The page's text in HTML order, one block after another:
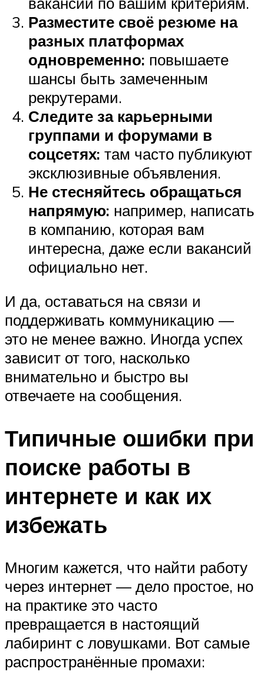
Разместите своё резюме на
разных платформах
одновременно: повышаете
шансы быть замеченным
рекрутерами.
Следите за карьерными
группами и форумами в
соцсетях: там часто публикуют
эксклюзивные объявления.
Не стесняйтесь обращаться
напрямую: например, написать
в компанию, которая вам
интересна, даже если вакансий
официально нет.
И да, оставаться на связи и
поддерживать коммуникацию —
это не менее важно. Иногда успех
зависит от того, насколько
внимательно и быстро вы
отвечаете на сообщения.
Типичные ошибки при
поиске работы в
интернете и как их
избежать
Многим кажется, что найти работу
через интернет — дело простое, но
на практике это часто
превращается в настоящий
лабиринт с ловушками. Вот самые
распространённые промахи: